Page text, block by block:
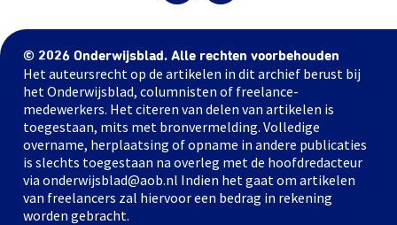
© 2026 Onderwijsblad. Alle rechten voorbehouden
Het auteursrecht op de artikelen in dit archief berust bij
het Onderwijsblad, columnisten of freelance-
medewerkers. Het citeren van delen van artikelen is
toegestaan, mits met bronvermelding. Volledige
overname, herplaatsing of opname in andere publicaties
is slechts toegestaan na overleg met de hoofdredacteur
via onderwijsblad@aob.nl Indien het gaat om artikelen
van freelancers zal hiervoor een bedrag in rekening
worden gebracht.